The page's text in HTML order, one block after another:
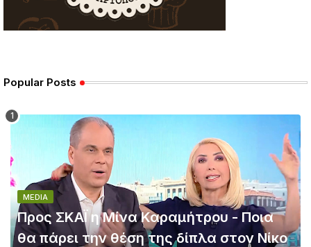
Popular Posts
MEDIA
Προς ΣΚΑΪ η Μίνα Καραμήτρου - Ποια
θα πάρει την θέση της δίπλα στον Νίκο